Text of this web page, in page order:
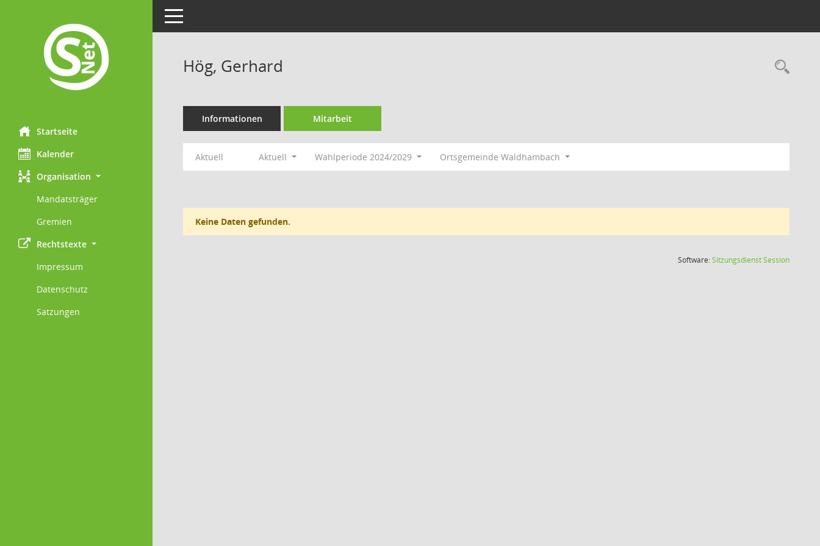
Startseite
Kalender
Organisation
Mandatsträger
Gremien
Rechtstexte
Impressum
Datenschutz
Satzungen
Toggle navigation
Hög, Gerhard
Informationen Mitarbeit
Aktuell Aktuell Wahlperiode 2024/2029 Ortsgemeinde Waldhambach
Keine Daten gefunden.
Software:SitzungsdienstSession(Wird in